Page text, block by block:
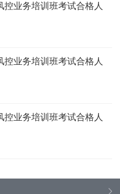
控业务培训班考试合格人
控业务培训班考试合格人
控业务培训班考试合格人